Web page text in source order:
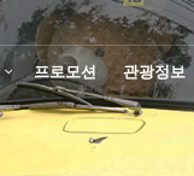
프로모션 관광정보